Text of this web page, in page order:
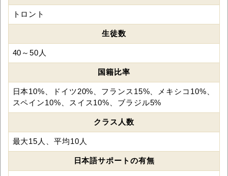
トロント
生徒数
40～50人
国籍比率
日本10%、ドイツ20%、フランス15%、メキシコ10%、
スペイン10%、スイス10%、ブラジル5%
クラス人数
最大15人、平均10人
日本語サポートの有無